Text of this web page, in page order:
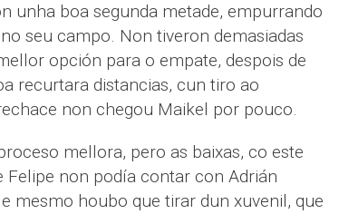
unha boa segunda metade, empurrando
seu campo. Non tiveron demasiadas
opción para o empate, despois de
recurtara distancias, cun tiro ao
non chegou Maikel por pouco.
mellora, pero as baixas, co este
non podía contar con Adrián
mesmo houbo que tirar dun xuvenil, que